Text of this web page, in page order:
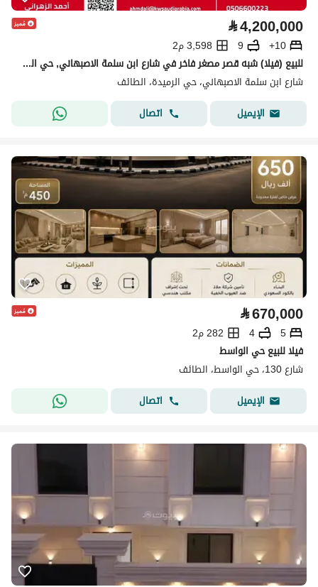
⃁4,200,000
10+
9
3,598 م2
للبيع (فيلا) شبه قصر مصغر فاخر في شارع ابن سلمة الاصبهاني, حي الرميدة, مدينة الطائف, منطقة مكة المكرمة
شارع ابن سلمة الاصبهاني، حي الرميدة، الطائف
الإيميل
اتصال
⃁670,000
5
4
282 م2
فيلا للبيع حي الواسط
شارع 130، حي الواسط، الطائف
الإيميل
اتصال